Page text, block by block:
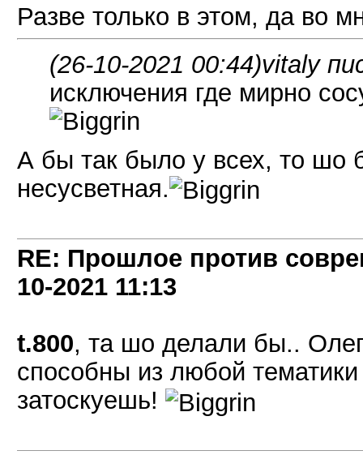
Разве только в этом, да во
(26-10-2021 00:44)vitaly
исключения где мирно
А бы так было у всех, то шо
несусветная.
RE: Прошлое против
10-2021 11:13
t.800, та шо делали бы..
способны из любой
затоскуешь!